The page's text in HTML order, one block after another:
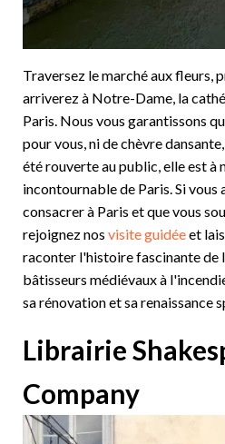
Traversez le marché aux fleurs,
arriverez à Notre-Dame, la
Paris. Nous vous garantissons
pour vous, ni de chèvre
été rouverte au public, elle est à
incontournable de Paris. Si vous
consacrer à Paris et que vous
rejoignez nos visite guidéeet
raconter l'histoire fascinante de
bâtisseurs médiévaux à
sa rénovation et sa renaissance
Librairie
Company